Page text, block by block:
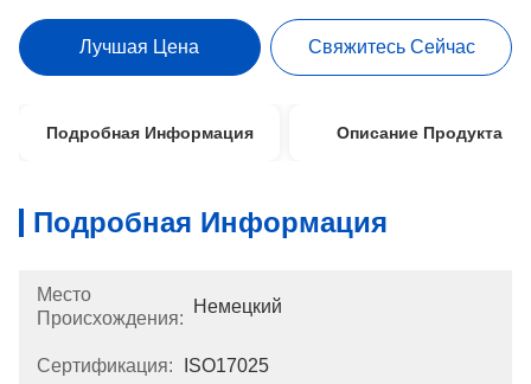
Лучшая Цена Свяжитесь Сейчас
Подробная Информация Описание Продукта
Подробная Информация
Место
Происхождения:
Немецкий
Сертификация: ISO17025